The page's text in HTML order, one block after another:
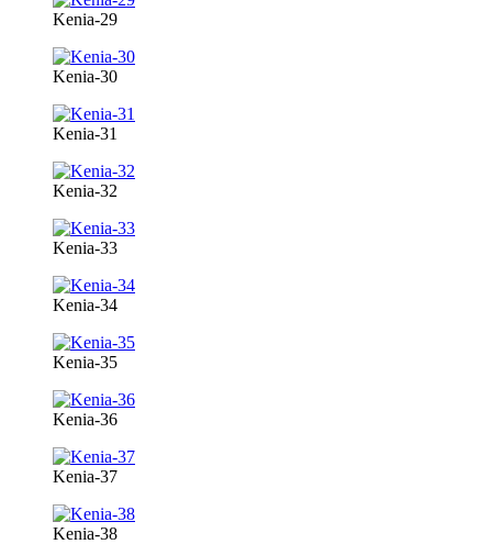
Kenia-29
Kenia-30
Kenia-31
Kenia-32
Kenia-33
Kenia-34
Kenia-35
Kenia-36
Kenia-37
Kenia-38